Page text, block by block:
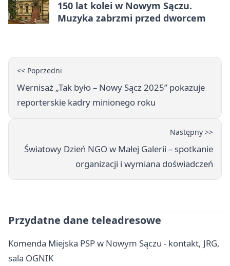
150 lat kolei w Nowym Sączu.
Muzyka zabrzmi przed dworcem
<< Poprzedni
Wernisaż „Tak było – Nowy Sącz 2025” pokazuje
reporterskie kadry minionego roku
Następny >>
Światowy Dzień NGO w Małej Galerii – spotkanie
organizacji i wymiana doświadczeń
Przydatne dane teleadresowe
Komenda Miejska PSP w Nowym Sączu - kontakt, JRG,
sala OGNIK